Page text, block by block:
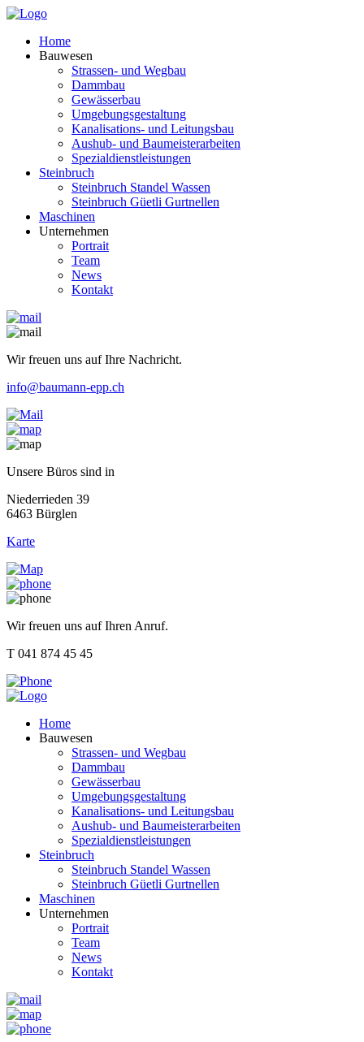
Home
Bauwesen
Strassen- und Wegbau
Dammbau
Gewässerbau
Umgebungsgestaltung
Kanalisations- und Leitungsbau
Aushub- und Baumeisterarbeiten
Spezialdienstleistungen
Steinbruch
Steinbruch Standel Wassen
Steinbruch Güetli Gurtnellen
Maschinen
Unternehmen
Portrait
Team
News
Kontakt
Wir freuen uns auf Ihre Nachricht.
info@baumann-epp.ch
Unsere Büros sind in
Niederrieden 39
6463 Bürglen
Karte
Wir freuen uns auf Ihren Anruf.
T 041 874 45 45
Home
Bauwesen
Strassen- und Wegbau
Dammbau
Gewässerbau
Umgebungsgestaltung
Kanalisations- und Leitungsbau
Aushub- und Baumeisterarbeiten
Spezialdienstleistungen
Steinbruch
Steinbruch Standel Wassen
Steinbruch Güetli Gurtnellen
Maschinen
Unternehmen
Portrait
Team
News
Kontakt